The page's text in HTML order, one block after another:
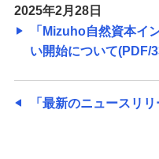
2025年2月28日
「Mizuho自然資本イ
い開始について(PDF/
「最新のニュースリ